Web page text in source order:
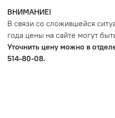
ВНИМАНИЕ!
В связи со сложившейся
года цены на сайте могут
Уточнить цену можно в
514-80-08.